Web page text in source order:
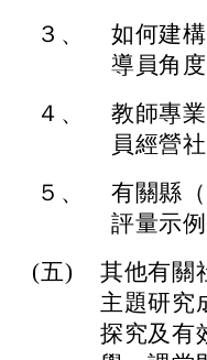
３、
如何建
導員角
４、
教師專
員經營
５、
有關縣
評量示
(五)
其他有關
主題研究
探究及有